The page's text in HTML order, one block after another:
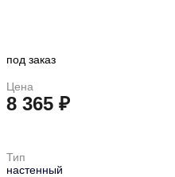
под заказ
Цена
8 365 ₽
Тип
настенный